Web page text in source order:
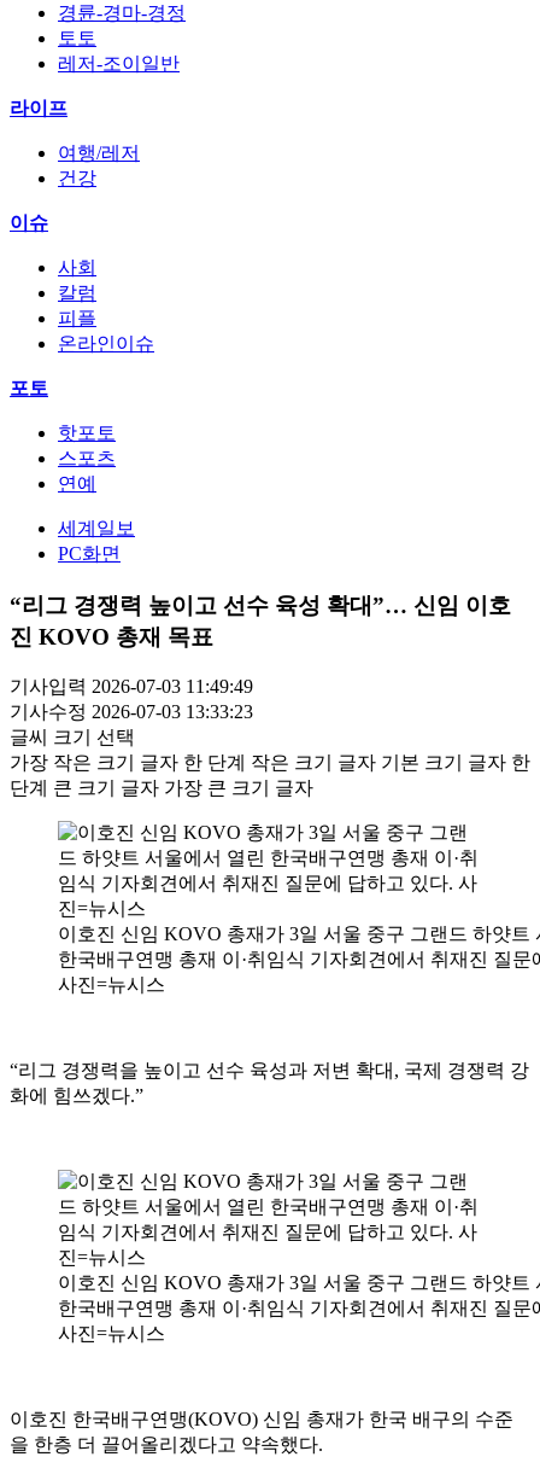
경륜-경마-경정
토토
레저-조이일반
라이프
여행/레저
건강
이슈
사회
칼럼
피플
온라인이슈
포토
핫포토
스포츠
연예
세계일보
PC화면
“리그 경쟁력 높이고 선수 육성 확대”… 신임 이호
진 KOVO 총재 목표
기사입력 2026-07-03 11:49:49
기사수정 2026-07-03 13:33:23
글씨 크기 선택
가장 작은 크기 글자 한 단계 작은 크기 글자 기본 크기 글자 한
단계 큰 크기 글자 가장 큰 크기 글자
이호진 신임 KOVO 총재가 3일 서울 중구 그랜드 하얏트
한국배구연맹 총재 이·취임식 기자회견에서 취재진 질문
사진=뉴시스
“리그 경쟁력을 높이고 선수 육성과 저변 확대, 국제 경쟁력 강
화에 힘쓰겠다.”
이호진 신임 KOVO 총재가 3일 서울 중구 그랜드 하얏트
한국배구연맹 총재 이·취임식 기자회견에서 취재진 질문
사진=뉴시스
이호진 한국배구연맹(KOVO) 신임 총재가 한국 배구의 수준
을 한층 더 끌어올리겠다고 약속했다.